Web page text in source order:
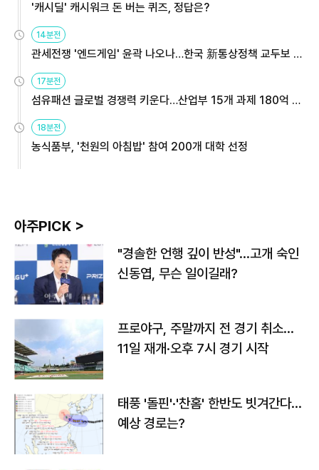
'캐시딜' 캐시워크 돈 버는 퀴즈, 정답은?
14분전
관세전쟁 '엔드게임' 윤곽 나오나…한국 新통상정책 교두보 활
용해야
17분전
섬유패션 글로벌 경쟁력 키운다…산업부 15개 과제 180억 지
원
18분전
농식품부, '천원의 아침밥' 참여 200개 대학 선정
아주PICK >
"경솔한 언행 깊이 반성"…고개 숙인
신동엽, 무슨 일이길래?
프로야구, 주말까지 전 경기 취소…
11일 재개·오후 7시 경기 시작
태풍 '돌핀'·'찬홈' 한반도 빗겨간다…
예상 경로는?